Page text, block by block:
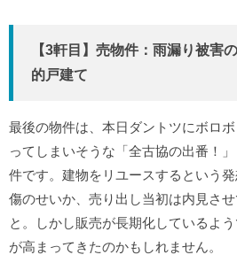
【3軒目】売物件：雨漏り被害
的戸建て
最後の物件は、本日ダントツにボロ
ってしまいそうな「全古協の出番！
件です。建物をリユースするという
傷のせいか、売り出し当初は内見さ
と。しかし販売が長期化しているよ
が高まってきたのかもしれません。